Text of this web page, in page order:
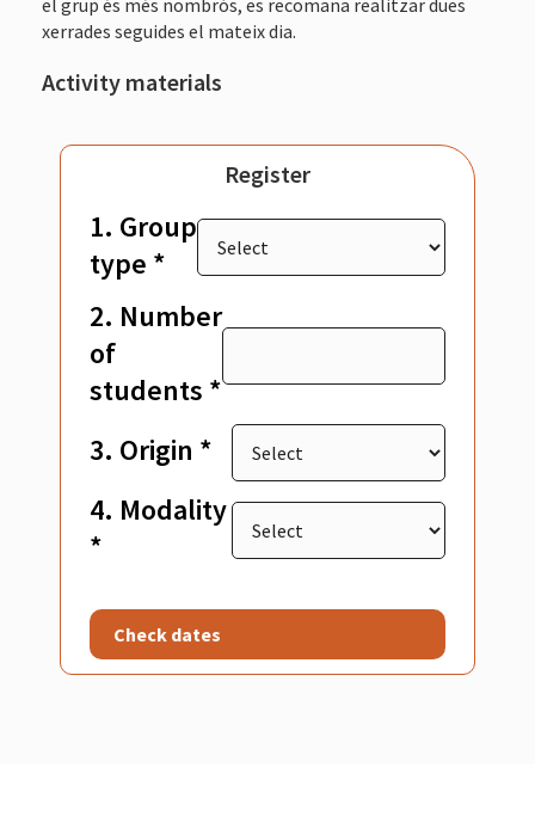
xerrades seguides el mateix dia.
Activity materials
Register
1. Group
type *
2. Number
of
students *
3. Origin *
4. Modality
*
Check dates